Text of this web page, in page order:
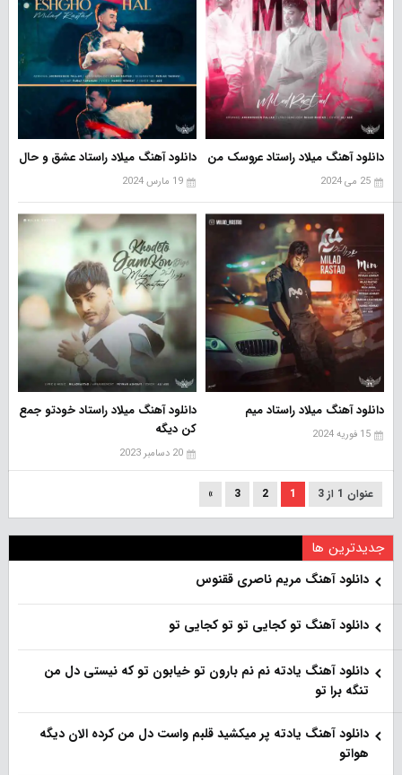
دانلود آهنگ میلاد راستاد عروسک من
25 می 2024
دانلود آهنگ میلاد راستاد عشق و حال
19 مارس 2024
دانلود آهنگ میلاد راستاد میم
15 فوریه 2024
دانلود آهنگ میلاد راستاد خودتو جمع
کن دیگه
20 دسامبر 2023
عنوان 1 از 3 1
2
3
»
جدیدترین ها
دانلود آهنگ مریم ناصری ققنوس
دانلود آهنگ تو کجایی تو تو کجایی تو
دانلود آهنگ یادته نم نم بارون تو خیابون تو که نیستی دل من
تنگه برا تو
دانلود آهنگ یادته پر میکشید قلبم واست دل من کرده الان دیگه
هواتو